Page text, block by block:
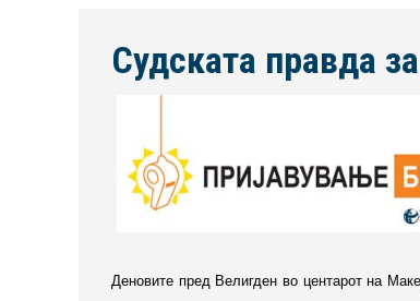
Судската правда
Деновите пред Велигден во центарот на